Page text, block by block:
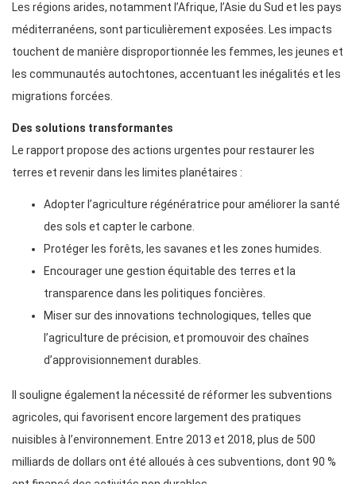
Les régions arides, notamment l’Afrique, l’Asie du Sud et les pays
méditerranéens, sont particulièrement exposées. Les impacts
touchent de manière disproportionnée les femmes, les jeunes et
les communautés autochtones, accentuant les inégalités et les
migrations forcées.
Des solutions transformantes
Le rapport propose des actions urgentes pour restaurer les
terres et revenir dans les limites planétaires :
Adopter l’agriculture régénératrice pour améliorer la santé
des sols et capter le carbone.
Protéger les forêts, les savanes et les zones humides.
Encourager une gestion équitable des terres et la
transparence dans les politiques foncières.
Miser sur des innovations technologiques, telles que
l’agriculture de précision, et promouvoir des chaînes
d’approvisionnement durables.
Il souligne également la nécessité de réformer les subventions
agricoles, qui favorisent encore largement des pratiques
nuisibles à l’environnement. Entre 2013 et 2018, plus de 500
milliards de dollars ont été alloués à ces subventions, dont 90 %